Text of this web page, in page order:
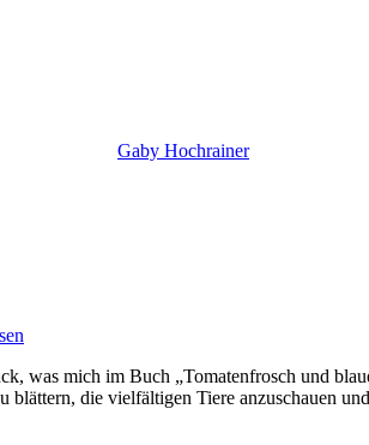
Gaby Hochrainer
was mich im Buch „Tomatenfrosch und
die vielfältigen Tiere anzuschauen